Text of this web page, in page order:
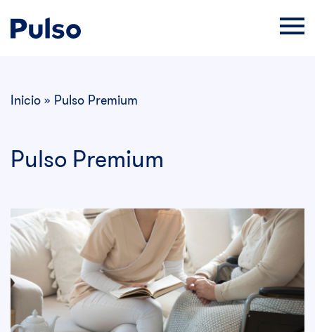
Inicio » Pulso Premium
Pulso Premium